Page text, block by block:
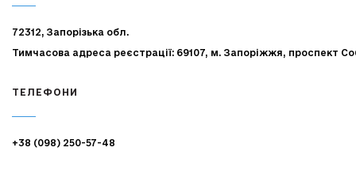
72312, Запорізька обл.
Тимчасова адреса реєстрації: 69107, м. Запоріжжя, проспект
ТЕЛЕФОНИ
+38 (098) 250-57-48